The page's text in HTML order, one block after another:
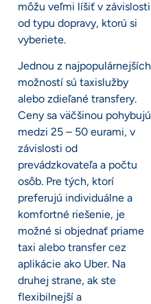
môžu veľmi líšiť v závislosti
od typu dopravy, ktorú si
vyberiete.
Jednou z najpopulárnejších
možností sú taxislužby
alebo zdieľané transfery.
Ceny sa väčšinou pohybujú
medzi 25 – 50 eurami, v
závislosti od
prevádzkovateľa a počtu
osôb. Pre tých, ktorí
preferujú individuálne a
komfortné riešenie, je
možné si objednať priame
taxi alebo transfer cez
aplikácie ako Uber. Na
druhej strane, ak ste
flexibilnejší a